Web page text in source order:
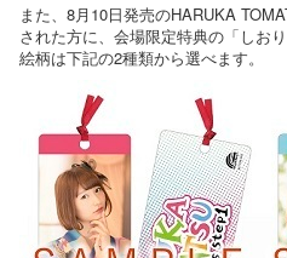
また、8月10日発売のHARUKA
された方に、会場限定特典の「しお
絵柄は下記の2種類から選べます。